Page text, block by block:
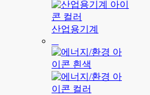
산업용기계